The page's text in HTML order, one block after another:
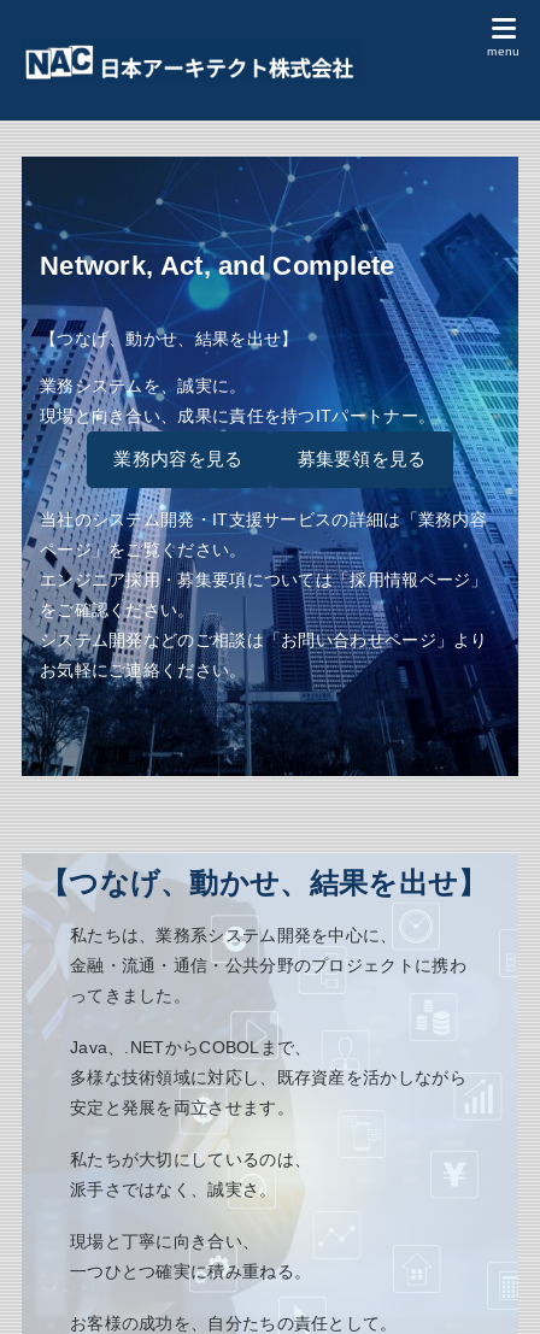
Network, Act, and Complete
【つなげ、動かせ、結果を出せ】
業務システムを、誠実に。
現場と向き合い、成果に責任を持つITパートナー。
業務内容を見る 募集要領を見る
当社のシステム開発・IT支援サービスの詳細は「業務内容
ページ」をご覧ください。
エンジニア採用・募集要項については「採用情報ページ」
をご確認ください。
システム開発などのご相談は「お問い合わせページ」
より
お気軽にご連絡ください。
【つなげ、動かせ、結果を出せ】
私たちは、業務系システム開発を中心に、
金融・流通・通信・公共分野のプロジェクトに携わ
ってきました。
Java、.NETからCOBOLまで、
多様な技術領域に対応し、既存資産を活かしながら
安定と発展を両立させます。
私たちが大切にしているのは、
派手さではなく、誠実さ。
現場と丁寧に向き合い、
一つひとつ確実に積み重ねる。
お客様の成功を、自分たちの責任として。